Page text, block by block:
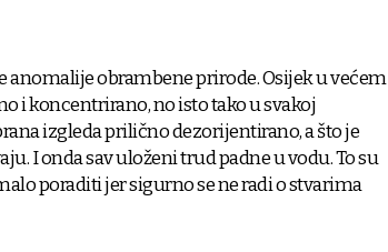
anomalije obrambene prirode. Osijek u većem
i koncentrirano, no isto tako u svakoj
izgleda prilično dezorijentirano, a što je
I onda sav uloženi trud padne u vodu. To su
poraditi jer sigurno se ne radi o stvarima